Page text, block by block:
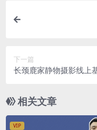
下一篇
长颈鹿家静物摄影线上
相关文章
VIP